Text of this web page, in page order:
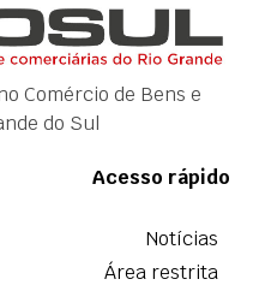
Comércio de Bens e
do Sul
Acesso rápido
Notícias
Área restrita